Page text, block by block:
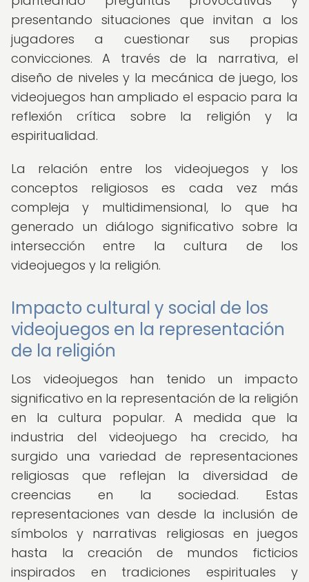
presentando situaciones que invitan a los
jugadores a cuestionar sus propias
convicciones. A través de la narrativa, el
diseño de niveles y la mecánica de juego, los
videojuegos han ampliado el espacio para la
reflexión crítica sobre la religión y la
espiritualidad.
La relación entre los videojuegos y los
conceptos religiosos es cada vez más
compleja y multidimensional, lo que ha
generado un diálogo significativo sobre la
intersección entre la cultura de los
videojuegos y la religión.
Impacto cultural y social de los
videojuegos en la representación
de la religión
Los videojuegos han tenido un impacto
significativo en la representación de la religión
en la cultura popular. A medida que la
industria del videojuego ha crecido, ha
surgido una variedad de representaciones
religiosas que reflejan la diversidad de
creencias en la sociedad. Estas
representaciones van desde la inclusión de
símbolos y narrativas religiosas en juegos
hasta la creación de mundos ficticios
inspirados en tradiciones espirituales y